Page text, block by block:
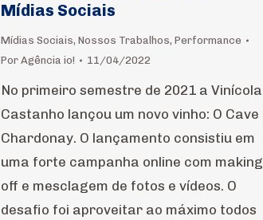
Mídias Sociais
Mídias Sociais, Nossos Trabalhos, Performance
Por Agência io! 11/04/2022
No primeiro semestre de 2021 a Vinícola
Castanho lançou um novo vinho: O Cave
Chardonay. O lançamento consistiu em
uma forte campanha online com making
off e mesclagem de fotos e vídeos. O
desafio foi aproveitar ao máximo todos